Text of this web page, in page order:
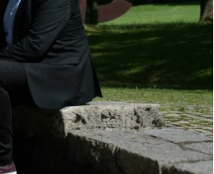
Arrosa sareko IX. topaketak!
2021/10/13
Arrosari buruzko erreportaia
2021/07/16